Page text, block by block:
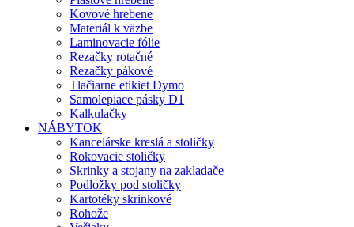
Kovové hrebene
Materiál k väzbe
Laminovacie fólie
Rezačky rotačné
Rezačky pákové
Tlačiarne etikiet Dymo
Samolepiace pásky D1
Kalkulačky
NÁBYTOK
Kancelárske kreslá a stoličky
Rokovacie stoličky
Skrinky a stojany na zakladače
Podložky pod stoličky
Kartotéky skrinkové
Rohože